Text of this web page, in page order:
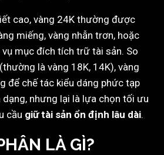
cao, vàng 24K thường được
miếng, vàng nhẫn trơn, hoặc
mục đích tích trữ tài sản. So
là vàng 18K, 14K), vàng
để chế tác kiểu dáng phức tạp
nhưng lại là lựa chọn tối ưu
cầu giữ tài sản ổn định lâu dài.
LÀ GÌ?